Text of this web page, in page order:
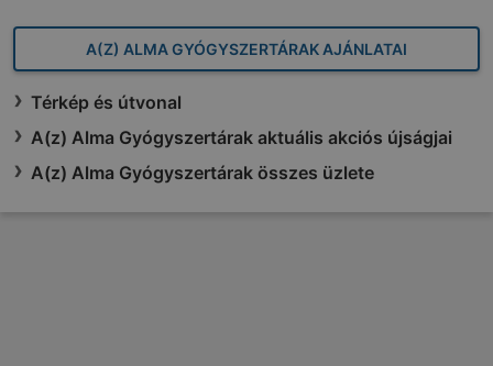
A(Z) ALMA GYÓGYSZERTÁRAK AJÁNLATAI
Térkép és útvonal
A(z) Alma Gyógyszertárak aktuális akciós újságjai
A(z) Alma Gyógyszertárak összes üzlete